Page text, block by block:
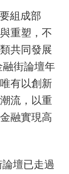
組成部
重塑，不
共同發展
街論壇年
有以創新
流，以重
融實現高
壇已走過